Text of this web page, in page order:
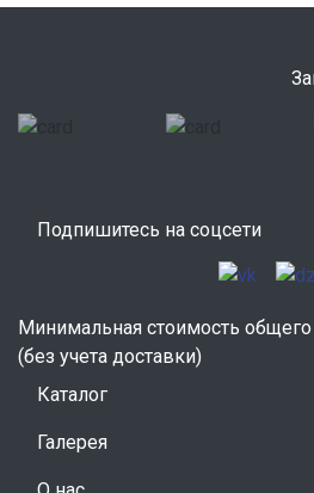
Подпишитесь на соцсети
Минимальная стоимость общего
(без учета доставки)
Каталог
Галерея